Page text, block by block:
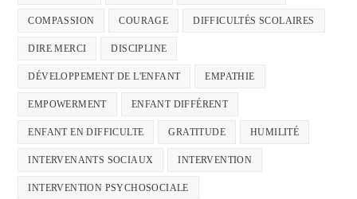
COMPASSION COURAGE DIFFICULTÉS SCOLAIRES
DIRE MERCI DISCIPLINE
DÉVELOPPEMENT DE L'ENFANT EMPATHIE
EMPOWERMENT ENFANT DIFFÉRENT
ENFANT EN DIFFICULTE GRATITUDE HUMILITÉ
INTERVENANTS SOCIAUX INTERVENTION
INTERVENTION PSYCHOSOCIALE